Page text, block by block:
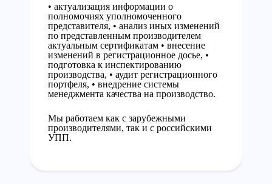
• актуализация информации о
полномочиях уполномоченного
представителя, • анализ иных изменений
по представленным производителем
актуальным сертификатам • внесение
изменений в регистрационное досье, •
подготовка к инспектированию
производства, • аудит регистрационного
портфеля, • внедрение системы
менеджмента качества на производство.
Мы работаем как с зарубежными
производителями, так и с российскими
УПП.